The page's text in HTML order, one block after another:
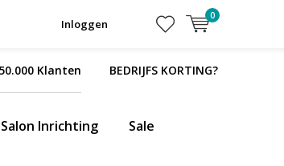
Inloggen
0
Klanten BEDRIJFS KORTING?
Salon Inrichting Sale